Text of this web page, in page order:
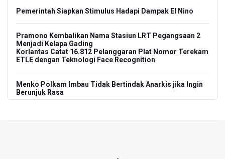
Pemerintah Siapkan Stimulus Hadapi Dampak El Nino
Pramono Kembalikan Nama Stasiun LRT Pegangsaan 2
Menjadi Kelapa Gading
Korlantas Catat 16.812 Pelanggaran Plat Nomor Terekam
ETLE dengan Teknologi Face Recognition
Menko Polkam Imbau Tidak Bertindak Anarkis jika Ingin
Berunjuk Rasa